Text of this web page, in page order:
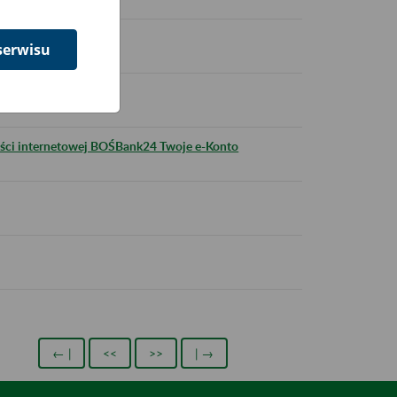
internetowej BOŚBank24 Twoje e-Konto
← | << >> | →